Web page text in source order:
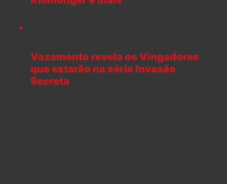
Vazamento revela os Vingadores
que estarão na série Invasão
Secreta